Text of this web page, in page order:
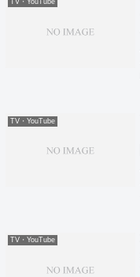
TV・YouTube
TV・YouTube
TV・YouTube